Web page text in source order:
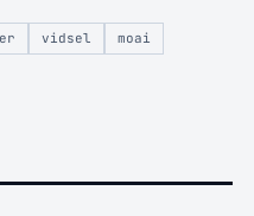
vidsel
moai